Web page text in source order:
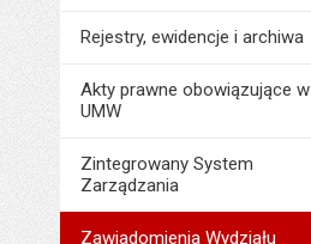
Rejestry, ewidencje i archiwa
Akty prawne obowiązujące w
UMW
Zintegrowany System
Zarządzania
Zawiadomienia Wydziału